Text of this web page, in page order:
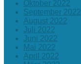
Oktober 2022
September 2022
August 2022
Juli 2022
Juni 2022
Mai 2022
April 2022